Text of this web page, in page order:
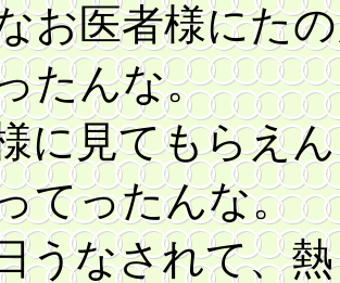
お医者様にた
たんな。
に見てもらえ
てったんな。
うなされて、